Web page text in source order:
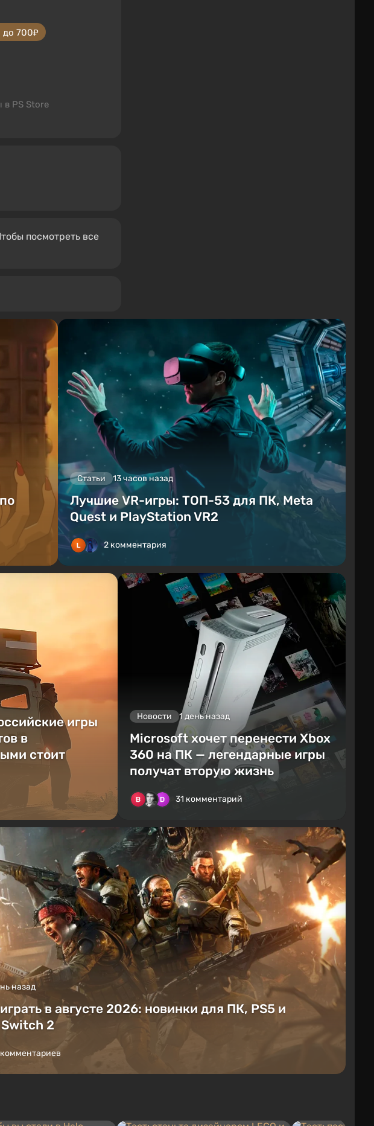
до 700₽
в PS Store
посмотреть все
Статьи 13 часов назад
Лучшие VR-игры: ТОП-53 для ПК, Meta
Quest и PlayStation VR2
2 комментария
игры
в
стоит
Новости 1 день назад
Microsoft хочет перенести Xbox
360 на ПК — легендарные игры
получат вторую жизнь
31 комментарий
назад
в августе 2026: новинки для ПК, PS5 и
2